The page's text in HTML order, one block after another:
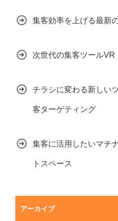
集客効率を上げる最新
次世代の集客ツールVR
チラシに変わる新しい
客ターゲティング
集客に活用したいマチ
トスペース
アーカイブ